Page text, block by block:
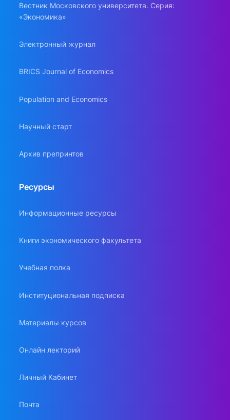
Вестник Московского университета. Серия:
«Экономика»
Электронный журнал
BRICS Journal of Economics
Population and Economics
Научный старт
Архив препринтов
Ресурсы
Информационные ресурсы
Книги экономического факультета
Учебная полка
Институциональная подписка
Материалы курсов
Онлайн лекторий
Личный Кабинет
Почта